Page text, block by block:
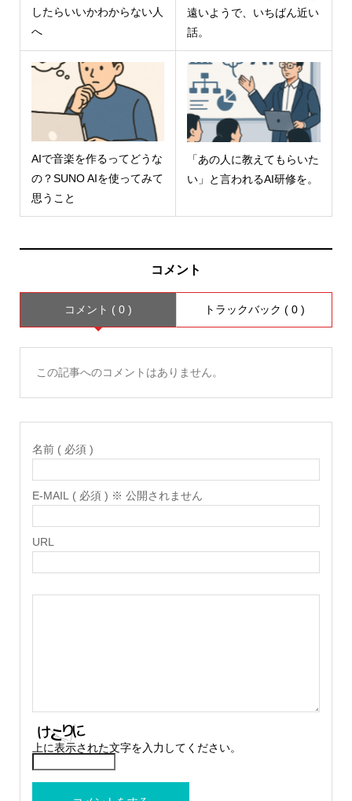
したらいいかわからない人
へ
遠いようで、いちばん近い
話。
AIで音楽を作るってどうな
の？SUNO AIを使ってみて
思うこと
「あの人に教えてもらいた
い」と言われるAI研修を。
コメント
コメント ( 0 ) トラックバック ( 0 )
この記事へのコメントはありません。
名前 ( 必須 )
E-MAIL ( 必須 ) ※ 公開されません
URL
上に表示された文字を入力してください。